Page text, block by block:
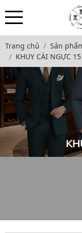
Trang chủ Sản
KHUY CÀI NGỰC 15